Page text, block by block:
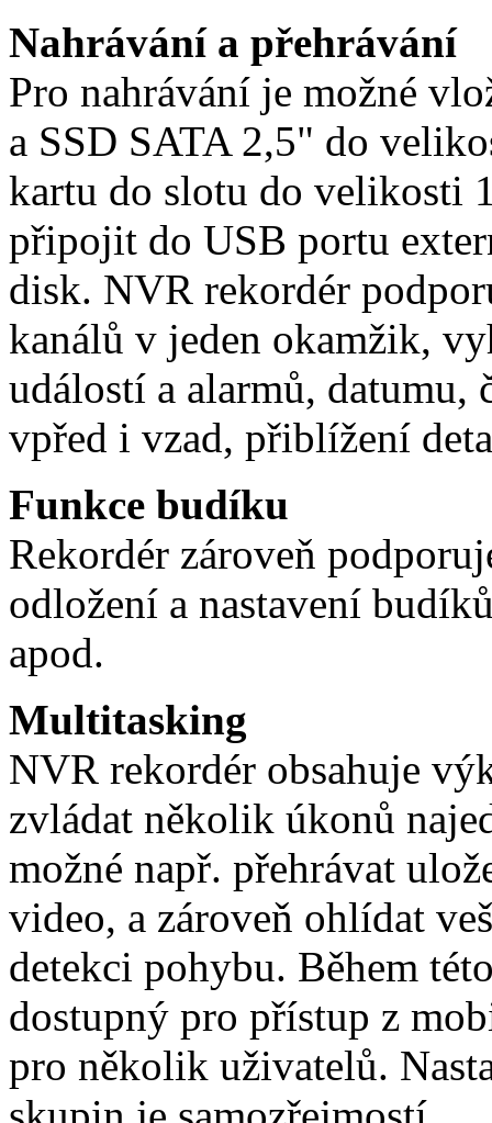
Nahrávání a přehrávání
Pro nahrávání je možné
a SSD SATA 2,5" do
kartu do slotu do velikosti
připojit do USB portu
disk. NVR rekordér
kanálů v jeden okamžik,
událostí a alarmů,
vpřed i vzad, přiblížení
Funkce budíku
Rekordér zároveň
odložení a nastavení
apod.
Multitasking
NVR rekordér obsahuje
zvládat několik úkonů
možné např. přehrávat
video, a zároveň ohlídat
detekci pohybu. Během
dostupný pro přístup z
pro několik uživatelů.